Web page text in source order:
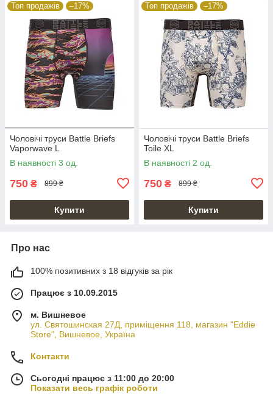
Топ продажів –17%
Чоловічі труси Battle Briefs
Vaporwave L
В наявності 3 од.
750 ₴ 899 ₴
Купити
Топ продажів –17%
Чоловічі труси Battle Briefs
Toile XL
В наявності 2 од.
750 ₴ 899 ₴
Купити
Про нас
100% позитивних з 18 відгуків за рік
Працює з 10.09.2015
м. Вишневое
ул. Святошинская 27Д, приміщення 118, магазин "Eddie
Store", Вишневое, Україна
Контакти
Сьогодні працює з 11:00 до 20:00
Показати весь графік роботи